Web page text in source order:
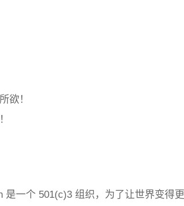
欲！
是一个 501(c)3 组织，为了让世界变得更